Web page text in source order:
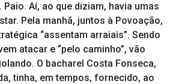
Paio. Aí, ao que diziam, havia umas
Pela manhã, juntos à Povoação,
“assentam arraiais”. Sendo
atacar e “pelo caminho”, vão
O bacharel Costa Fonseca,
tinha, em tempos, fornecido, ao